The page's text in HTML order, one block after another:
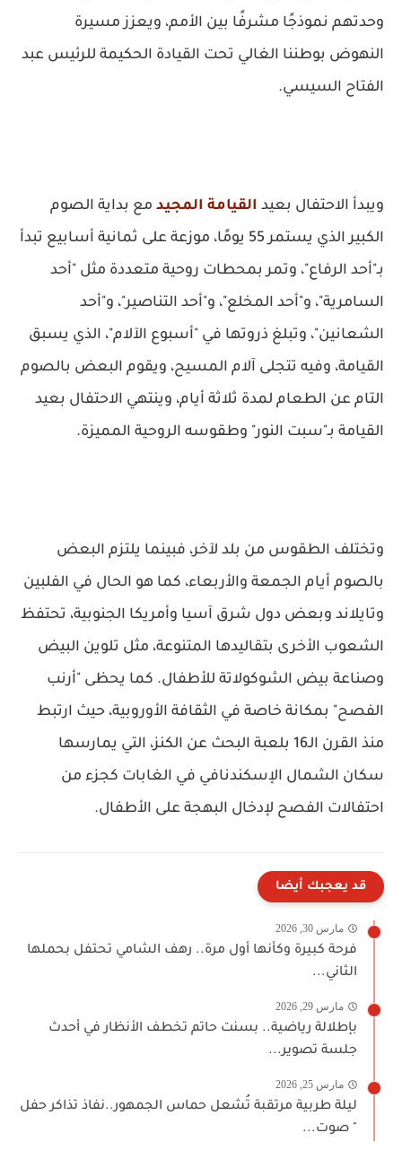
وحدتهم نموذجًا مشرفًا بين الأمم، ويعزز مسيرة
النهوض بوطننا الغالي تحت القيادة الحكيمة للرئيس عبد
الفتاح السيسي.
ويبدأ الاحتفال بعيد القيامة المجيد مع بداية الصوم
الكبير الذي يستمر 55 يومًا، موزعة على ثمانية أسابيع تبدأ
بـ"أحد الرفاع"، وتمر بمحطات روحية متعددة مثل "أحد
السامرية"، و"أحد المخلع"، و"أحد التناصير"، و"أحد
الشعانين"، وتبلغ ذروتها في "أسبوع الآلام"، الذي يسبق
القيامة، وفيه تتجلى آلام المسيح، ويقوم البعض بالصوم
التام عن الطعام لمدة ثلاثة أيام، وينتهي الاحتفال بعيد
القيامة بـ"سبت النور" وطقوسه الروحية المميزة.
وتختلف الطقوس من بلد لآخر، فبينما يلتزم البعض
بالصوم أيام الجمعة والأربعاء، كما هو الحال في الفلبين
وتايلاند وبعض دول شرق آسيا وأمريكا الجنوبية، تحتفظ
الشعوب الأخرى بتقاليدها المتنوعة، مثل تلوين البيض
وصناعة بيض الشوكولاتة للأطفال. كما يحظى "أرنب
الفصح" بمكانة خاصة في الثقافة الأوروبية، حيث ارتبط
منذ القرن الـ16 بلعبة البحث عن الكنز، التي يمارسها
سكان الشمال الإسكندنافي في الغابات كجزء من
احتفالات الفصح لإدخال البهجة على الأطفال.
قد يعجبك أيضا
مارس 30, 2026
فرحة كبيرة وكأنها أول مرة.. رهف الشامي تحتفل بحملها
الثاني...
مارس 29, 2026
بإطلالة رياضية.. بسنت حاتم تخطف الأنظار في أحدث
جلسة تصوير...
مارس 25, 2026
ليلة طربية مرتقبة تُشعل حماس الجمهور..نفاذ تذاكر حفل
" صوت...